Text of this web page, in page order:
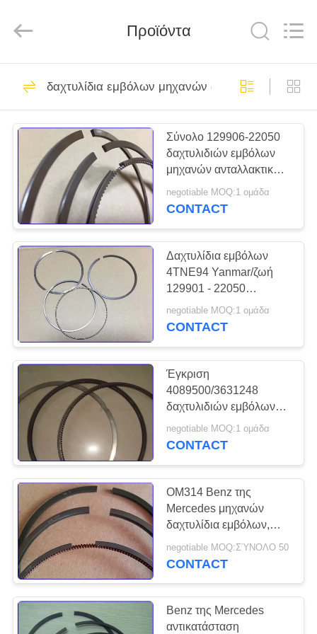
ΑΡΧΙΚΉ
ΣΕΛΊΔΑ
ΠΡΟΪΌΝΤΑ
ΣΧΕΤΙΚΆ
ΜΕ
ΕΜΆΣ
ΕΡΓΟΣΤΆΣΙΟ
ΠΕΡΙΉΓΗΣΗ
ΠΟΙΟΤΙΚΌΣ
ΈΛΕΓΧΟΣ
ΕΠΙΚΟΙΝΩΝΉΣΤΕ
ΜΑΖΊ
ΜΑΣ
ΖΗΤΉΣΤΕ
ΈΝΑ
ΑΠΌΣΠΑΣΜΑ
SITEMAP
Management
Services
Rights
δαχτυλίδια εμβόλων
μηχανών diesel
Έμβολο μηχανών
diesel
18
σκάφος της
γραμμής κυλίνδρων
μηχανών diesel
Ακροφύσιο
εγχυτήρων
καυσίμων
23
Προϊόντα
δαχτυλίδια εμβόλων μηχανών diesel
Σύνολο 129906-22050
δαχτυλιδιών εμβόλων
μηχανών ανταλλακτικών
μηχανών Yanmar
4TNV94
negotiable MOQ:1 ομάδα
CONTACT
Δαχτυλίδια εμβόλων
4TNE94 Yanmar/ζωή
129901 - 22050
δαχτυλιδιών με
σφραγιδόλιθο εμβόλων
negotiable MOQ:1 ομάδα
CONTACT
Έγκριση
4089500/3631248
δαχτυλιδιών εμβόλων
μηχανών diesel της
Cummins K19 TS16969
negotiable MOQ:1 ομάδα
CONTACT
OM314 Benz της
Mercedes μηχανών
δαχτυλίδια εμβόλων,
βαρέων καθηκόντων
δαχτυλίδια εμβόλων
negotiable MOQ:ΣΎΝΟΛΟ 50
CONTACT
Benz της Mercedes
αντικατάσταση